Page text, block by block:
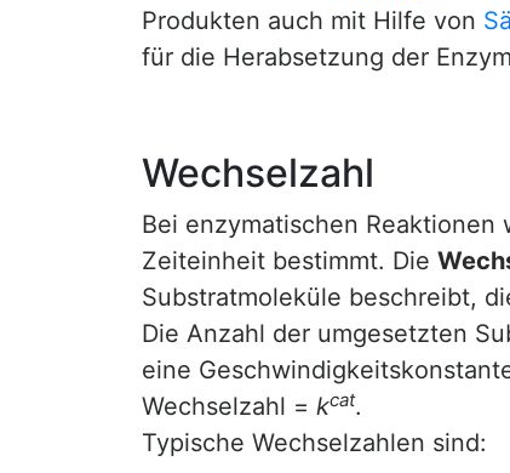
Produkten auch mit Hilfe von
für die Herabsetzung der
Wechselzahl
Bei enzymatischen
Zeiteinheit bestimmt. Die
Substratmoleküle beschreibt,
Die Anzahl der umgesetzten
eine
Wechselzahl = kcat.
Typische Wechselzahlen sind: